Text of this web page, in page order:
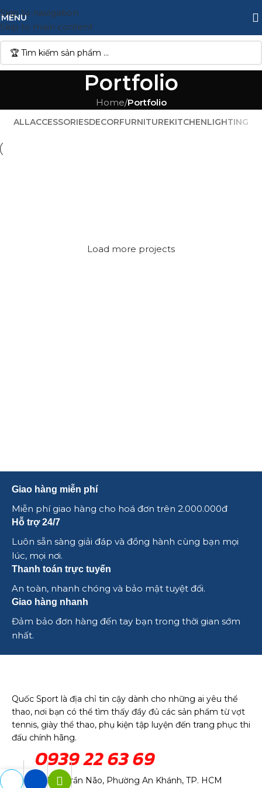
Skip to navigation
Skip to main content
MENU
Portfolio
Home/Portfolio
ALLACCESSORIESDECORFURNITUREKITCHENLIGHTING
Venenatis nam phasellus
Leo uteu ullamcorperLoad more projects
Giao hàng miễn phí
Miễn phí giao hàng cho hoá đơn trên 2.000.000đ
Hỗ trợ 24/7
Luôn sẵn sàng giải đáp và đồng hành cùng bạn mọi
lúc, mọi nơi.
Thanh toán trực tuyến
An toàn, nhanh chóng và bảo mật tuyệt đối.
Giao hàng nhanh
Đảm bảo đơn hàng đến tay bạn trong thời gian sớm
nhất.
Quốc Sport là địa chỉ tin cậy dành cho những ai yêu thể
thao, nơi bạn có thể tìm thấy đầy đủ các sản phẩm từ vợt
tennis, giày thể thao, phụ kiện tập luyện đến trang phục thi
đấu chính hãng.
0939 22 63 69
Địa chỉ: 93 Trần Não, Phường An Khánh, TP. HCM